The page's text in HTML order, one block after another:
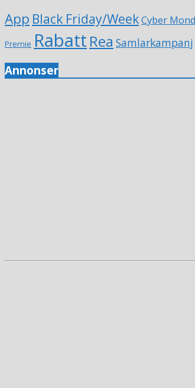
App Black Friday/WeekCyber
Premie Rabatt Rea Samlarkampanj
Annonser